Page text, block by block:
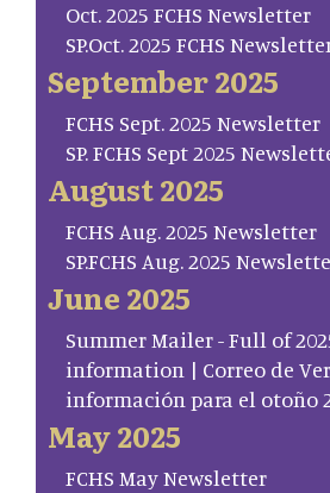
Oct. 2025 FCHS Newsletter
SP.Oct. 2025 FCHS
September 2025
FCHS Sept. 2025 Newsletter
SP. FCHS Sept 2025
August 2025
FCHS Aug. 2025 Newsletter
SP.FCHS Aug. 2025
June 2025
Summer Mailer - Full of
information | Correo de
información para el otoño
May 2025
FCHS May Newsletter